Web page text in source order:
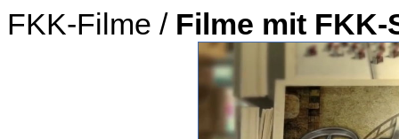
FKK-Filme / Filme mit FKK-